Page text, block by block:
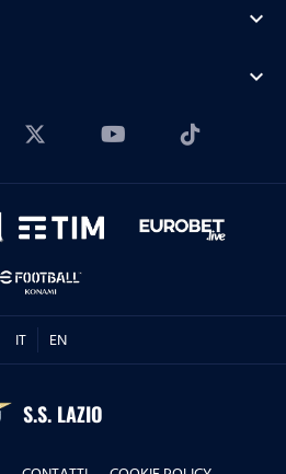
expand_more
expand_more
IT EN
S.S. LAZIO